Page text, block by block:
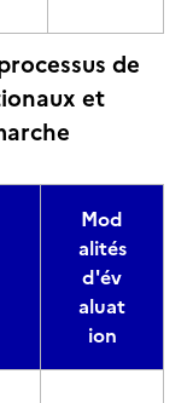
de
et
Mod
alités
d'év
aluat
ion